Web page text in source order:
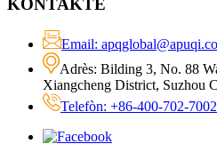
Email:
Adrès: Bilding 3, No. 88
Xiangcheng District, Suzhou
Telefòn: +86-400-702-7002